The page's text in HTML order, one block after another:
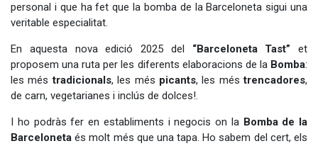
personal i que ha fet que la bomba de la Barceloneta sigui una
veritable especialitat.
En aquesta nova edició 2025 del “Barceloneta Tast” et
proposem una ruta per les diferents elaboracions de la Bomba:
les méstradicionals, les més picants, les méstrencadores,
de carn, vegetarianes i inclús de dolces!.
I ho podràs fer en establiments i negocis on la Bomba de la
Barceloneta és molt més que una tapa. Ho sabem del cert, els